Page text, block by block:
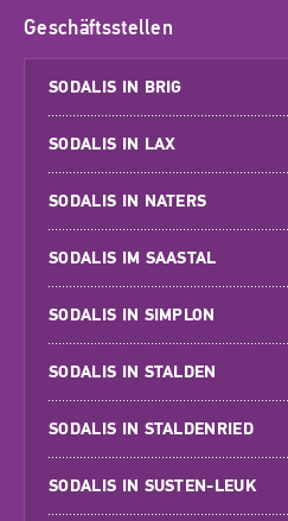
Geschäftsstellen
SODALIS IN BRIG
SODALIS IN LAX
SODALIS IN NATERS
SODALIS IM SAASTAL
SODALIS IN SIMPLON
SODALIS IN STALDEN
SODALIS IN STALDENRIED
SODALIS IN SUSTEN-LEUK